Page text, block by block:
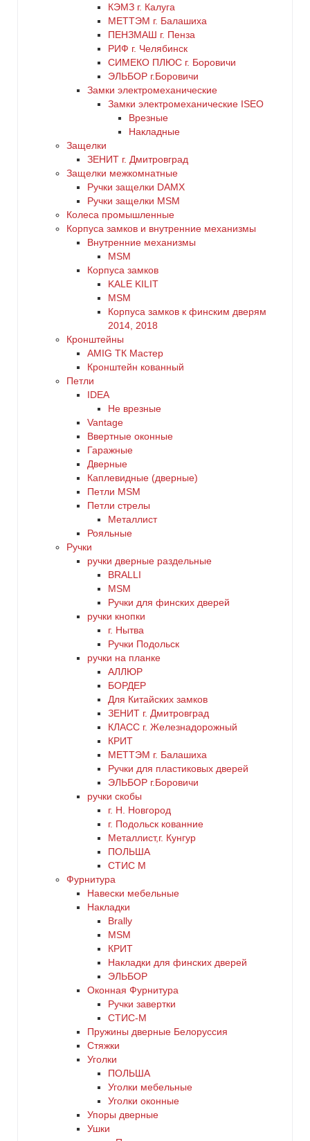
КЭМЗ г. Калуга
МЕТТЭМ г. Балашиха
ПЕНЗМАШ г. Пенза
РИФ г. Челябинск
СИМЕКО ПЛЮС г. Боровичи
ЭЛЬБОР г.Боровичи
Замки электромеханические
Замки электромеханические ISEO
Врезные
Накладные
Защелки
ЗЕНИТ г. Дмитровград
Защелки межкомнатные
Ручки защелки DAMX
Ручки защелки MSM
Колеса промышленные
Корпуса замков и внутренние механизмы
Внутренние механизмы
MSM
Корпуса замков
KALE KILIT
MSM
Корпуса замков к финским дверям
2014, 2018
Кронштейны
AMIG ТК Мастер
Кронштейн кованный
Петли
IDEA
Не врезные
Vantage
Ввертные оконные
Гаражные
Дверные
Каплевидные (дверные)
Петли MSM
Петли стрелы
Металлист
Рояльные
Ручки
ручки дверные раздельные
BRALLI
MSM
Ручки для финских дверей
ручки кнопки
г. Нытва
Ручки Подольск
ручки на планке
АЛЛЮР
БОРДЕР
Для Китайских замков
ЗЕНИТ г. Дмитровград
КЛАСС г. Железнадорожный
КРИТ
МЕТТЭМ г. Балашиха
Ручки для пластиковых дверей
ЭЛЬБОР г.Боровичи
ручки скобы
г. Н. Новгород
г. Подольск кованние
Металлист,г. Кунгур
ПОЛЬША
СТИС М
Фурнитура
Навески мебельные
Накладки
Brally
MSM
КРИТ
Накладки для финских дверей
ЭЛЬБОР
Оконная Фурнитура
Ручки завертки
СТИС-М
Пружины дверные Белоруссия
Стяжки
Уголки
ПОЛЬША
Уголки мебельные
Уголки оконные
Упоры дверные
Ушки